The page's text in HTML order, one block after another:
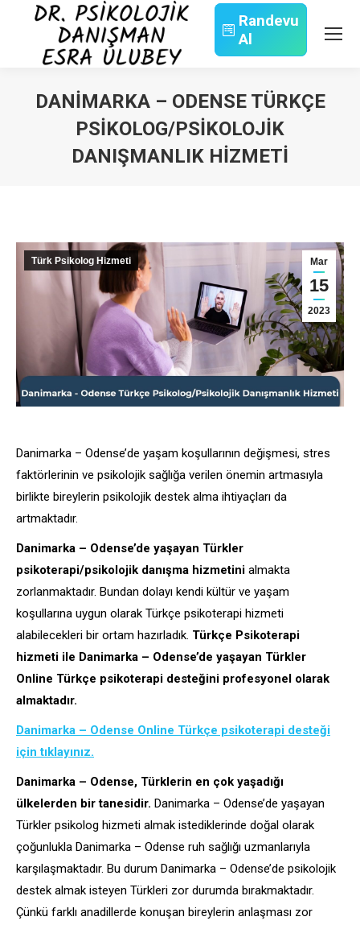
Randevu
Al
DANIMARKA – ODENSE TÜRKÇE
PSIKOLOG/PSIKOLOJIK
DANIŞMANLIK HIZMETI
Mar
15
2023
Türk Psikolog Hizmeti
Danimarka – Odense’de yaşam koşullarının değişmesi, stres
faktörlerinin ve psikolojik sağlığa verilen önemin artmasıyla
birlikte bireylerin psikolojik destek alma ihtiyaçları da
artmaktadır.
Danimarka – Odense’de yaşayan Türkler
psikoterapi/psikolojik danışma hizmetini almakta
zorlanmaktadır. Bundan dolayı kendi kültür ve yaşam
koşullarına uygun olarak Türkçe psikoterapi hizmeti
alabilecekleri bir ortam hazırladık. Türkçe Psikoterapi
hizmeti ile Danimarka – Odense’de yaşayan Türkler
Online Türkçe psikoterapi desteğini profesyonel olarak
almaktadır.
Danimarka – Odense Online Türkçe psikoterapi desteği
için tıklayınız.
Danimarka – Odense, Türklerin en çok yaşadığı
ülkelerden bir tanesidir. Danimarka – Odense’de yaşayan
Türkler psikolog hizmeti almak istediklerinde doğal olarak
çoğunlukla Danimarka – Odense ruh sağlığı uzmanlarıyla
karşılaşmaktadır. Bu durum Danimarka – Odense’de psikolojik
destek almak isteyen Türkleri zor durumda bırakmaktadır.
Çünkü farklı anadillerde konuşan bireylerin anlaşması zor